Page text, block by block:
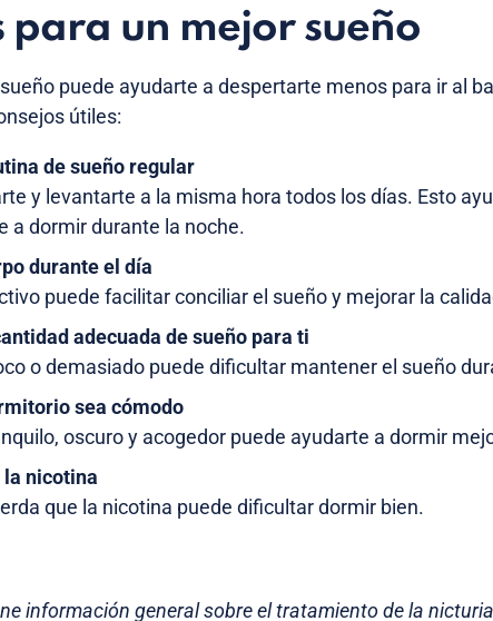
para un mejor sueño
puede ayudarte a despertarte menos para ir al
útiles:
de sueño regular
y levantarte a la misma hora todos los días. Esto
a dormir durante la noche.
durante el día
puede facilitar conciliar el sueño y mejorar la
adecuada de sueño para ti
o demasiado puede dificultar mantener el sueño
sea cómodo
oscuro y acogedor puede ayudarte a dormir
la nicotina
que la nicotina puede dificultar dormir bien.
información general sobre el tratamiento de la